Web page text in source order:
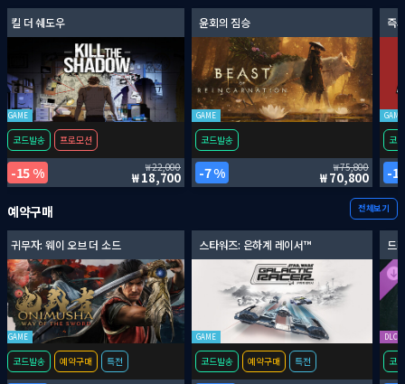
킬 더 쉐도우
GAME
코드발송 프로모션
15 % 22,000
18,700
윤회의 짐승
GAME
코드발송
7 % 75,800
70,800
즉
GAME
코
예약구매 전체보기
귀무자: 웨이 오브 더 소드
GAME
코드발송 예약구매 특전
스타워즈: 은하계 레이서™
GAME
코드발송 예약구매 특전
드
DLC
코